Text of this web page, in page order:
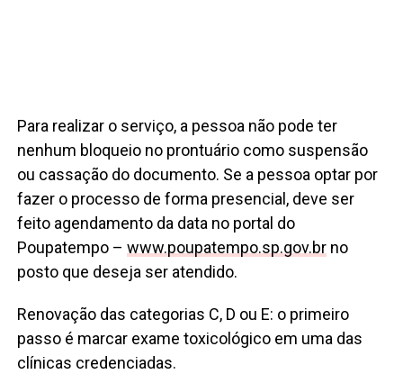
Para realizar o serviço, a pessoa não pode ter
nenhum bloqueio no prontuário como suspensão
ou cassação do documento. Se a pessoa optar por
fazer o processo de forma presencial, deve ser
feito agendamento da data no portal do
Poupatempo – www.poupatempo.sp.gov.brno
posto que deseja ser atendido.
Renovação das categorias C, D ou E: o primeiro
passo é marcar exame toxicológico em uma das
clínicas credenciadas.